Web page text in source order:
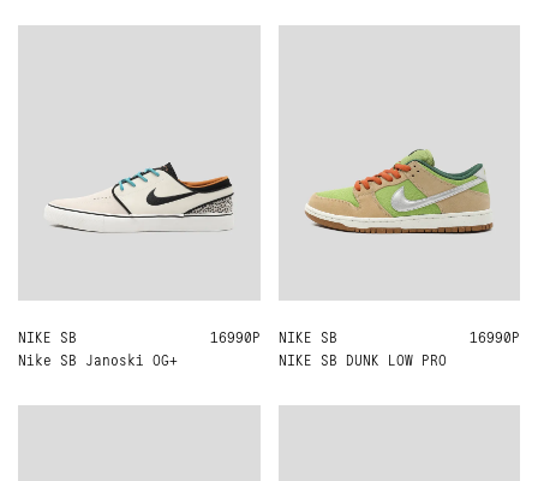
NIKE SB
Nike SB Janoski OG+
US9 US8
US9.5
16990Р
NIKE SB
NIKE SB DUNK LOW PRO
US11 US10
US8.5
US9.5
16990Р